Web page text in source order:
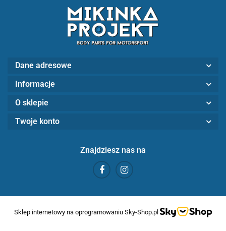
Dane adresowe
Informacje
O sklepie
Twoje konto
Znajdziesz nas na
Sklep internetowy na oprogramowaniu Sky-Shop.pl